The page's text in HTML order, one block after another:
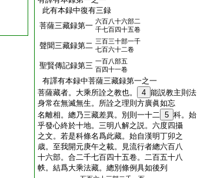
此有本録中復有三録
菩薩三藏録第一 六百八十六部二
千七百四十五卷
聲聞三藏録第二 三百三十部一千
七百六十二卷
聖賢傳記録第三 一百八部五
百四十一卷
有譯有本録中菩薩三藏録第一之一
菩薩藏者。大乘所詮之教也。
4 能説教主則法
身常在無滅無生。所詮之理則方廣眞如忘
名離相。總乃三藏差異。別則一十二 5 科。始
乎發心終於十地。三明八解之説。六度四攝
之文。若是科條名爲此藏。始自漢明丁卯之
歳。至我開元庚午之載。見流行者總六百八
十六部。合二千七百四十五卷。二百五十八
帙。結爲大乘法藏。總別條例具如後列